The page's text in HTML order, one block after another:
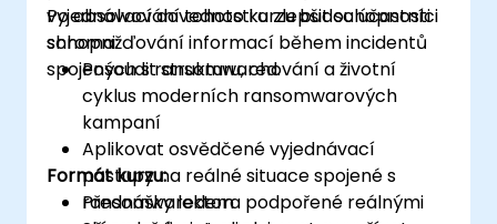
vyjednávací dovednosti a zlepšit schopnosti
shromažďování informací během incidentů
spojených s ransomwared.
Po absolvování tohoto kurzu budou účastníci
schopni:
Posoudit strukturu, chování a životní
cyklus moderních ransomwarových
kampaní
Aplikovat osvědčené vyjednávací
postupy na reálné situace spojené s
ransomwaredem
Formát kurzu:
Přednášky lektora podpořené reálnými